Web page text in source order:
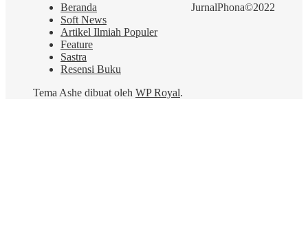
JurnalPhona©2022
Beranda
Soft News
Artikel Ilmiah Populer
Feature
Sastra
Resensi Buku
Tema Ashe dibuat oleh WP Royal.